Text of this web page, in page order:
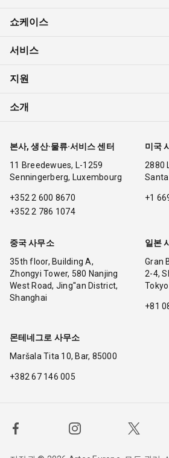
쇼케이스
서비스
지원
소개
본사, 생산·물류·서비스 센터
11 Breedewues, L-1259
Senningerberg, Luxembourg
+352 2 600 8670
+352 2 786 1074
미국
2880
+1
중국 사무소
35th floor, Building A,
Zhongyi Tower, 580 Nanjing
West Road, Jing''an District,
Shanghai
일본
Gran
2-4,
Tokyo
+81
몬테네그로 사무소
Maršala Tita 10, Bar, 85000
+382 67 146 005